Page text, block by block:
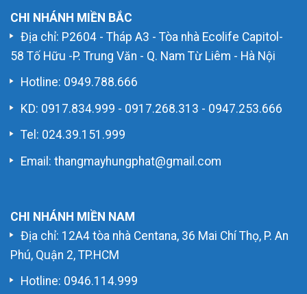
CHI NHÁNH MIỀN BẮC
Địa chỉ: P2604 - Tháp A3 - Tòa nhà Ecolife Capitol-
58 Tố Hữu -P. Trung Văn - Q. Nam Từ Liêm - Hà Nội
Hotline: 0949.788.666
KD: 0917.834.999 - 0917.268.313 - 0947.253.666
Tel: 024.39.151.999
Email: thangmayhungphat@gmail.com
CHI NHÁNH MIỀN NAM
Địa chỉ: 12A4 tòa nhà Centana, 36 Mai Chí Thọ, P. An
Phú, Quận 2, TP.HCM
Hotline: 0946.114.999